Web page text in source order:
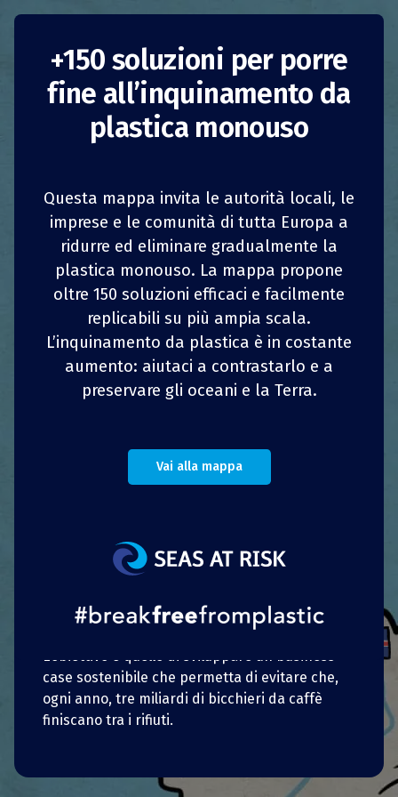
Programma Mission
Reuse
ONG
Mission Reuse
nasce dalla collaborazione fra
tre ONG olandesi: Recycling Netwerk Benelux,
Stichting Natuur & Milieu ed Enviu. Attraverso
attività di ricerca e sviluppo, comunicazione,
progetti innovativi e patrocini, le tre ONG
intendono promuovere l’espansione, a livello
nazionale, di sistemi che impiegano imballaggi
riutilizzabili.
bicchieri e contenitori per alimenti. Mission
Reuse ha già pubblicatouna relazione
quale ha condiviso le proprie conoscenze su
Il primo progetto pilota,Cup for Life , mira a
bicchieri riutilizzabili nella città di Utrecht, in
collaborazione con le aziende Vers e Lebkov.
L’obiettivo è quello di sviluppare un business
case sostenibile che permetta di evitare che,
ogni anno, tre miliardi di bicchieri da caffè
finiscano tra i rifiuti.
1 CONDIVIDI z CONDIVIDI
4 CONDIVIDI CONDIVIDI
+150 soluzioni per porre
fine all’inquinamento da
plastica monouso
Questa mappa invita le autorità locali, le
imprese e le comunità di tutta Europa a
ridurre ed eliminare gradualmente la
plastica monouso. La mappa propone
oltre 150 soluzioni efficaci e facilmente
replicabili su più ampia scala.
L’inquinamento da plastica è in costante
aumento: aiutaci a contrastarlo e a
preservare gli oceani e la Terra.
Vai alla mappa
1 CONDIVIDI z CONDIVIDI
4 CONDIVIDI CONDIVIDI